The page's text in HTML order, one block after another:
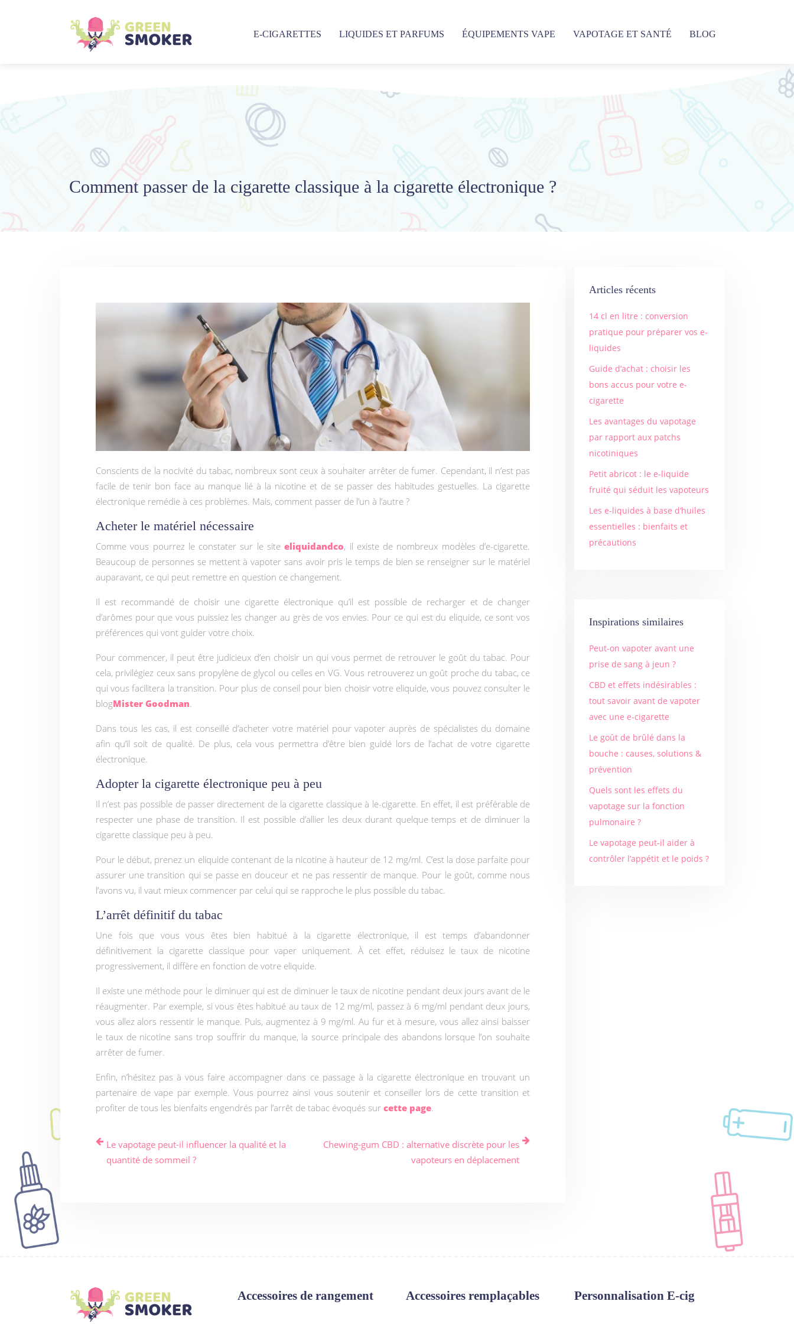
E-CIGARETTES LIQUIDES ET PARFUMS ÉQUIPEMENTS VAPE VAPOTAGE ET SANTÉ BLOG
Comment passer de la cigarette classique à la cigarette électronique ?
Conscients de la nocivité du tabac, nombreux sont ceux à souhaiter arrêter de fumer. Cependant, il n’est pas
facile de tenir bon face au manque lié à la nicotine et de se passer des habitudes gestuelles. La cigarette
électronique remédie à ces problèmes. Mais, comment passer de l’un à l’autre ?
Acheter le matériel nécessaire
Comme vous pourrez le constater sur le siteeliquidandco, il existe de nombreux modèles d’e-cigarette.
Beaucoup de personnes se mettent à vapoter sans avoir pris le temps de bien se renseigner sur le matériel
auparavant, ce qui peut remettre en question ce changement.
Il est recommandé de choisir une cigarette électronique qu’il est possible de recharger et de changer
d’arômes pour que vous puissiez les changer au grès de vos envies. Pour ce qui est du eliquide, ce sont vos
préférences qui vont guider votre choix.
Pour commencer, il peut être judicieux d’en choisir un qui vous permet de retrouver le goût du tabac. Pour
cela, privilégiez ceux sans propylène de glycol ou celles en VG. Vous retrouverez un goût proche du tabac, ce
qui vous facilitera la transition. Pour plus de conseil pour bien choisir votre eliquide, vous pouvez consulter le
blogMister Goodman.
Dans tous les cas, il est conseillé d’acheter votre matériel pour vapoter auprès de spécialistes du domaine
afin qu’il soit de qualité. De plus, cela vous permettra d’être bien guidé lors de l’achat de votre cigarette
électronique.
Adopter la cigarette électronique peu à peu
Il n’est pas possible de passer directement de la cigarette classique à le-cigarette. En effet, il est préférable de
respecter une phase de transition. Il est possible d’allier les deux durant quelque temps et de diminuer la
cigarette classique peu à peu.
Pour le début, prenez un eliquide contenant de la nicotine à hauteur de 12 mg/ml. C’est la dose parfaite pour
assurer une transition qui se passe en douceur et ne pas ressentir de manque. Pour le goût, comme nous
l’avons vu, il vaut mieux commencer par celui qui se rapproche le plus possible du tabac.
L’arrêt définitif du tabac
Une fois que vous vous êtes bien habitué à la cigarette électronique, il est temps d’abandonner
définitivement la cigarette classique pour vaper uniquement. À cet effet, réduisez le taux de nicotine
progressivement, il diffère en fonction de votre eliquide.
Il existe une méthode pour le diminuer qui est de diminuer le taux de nicotine pendant deux jours avant de le
réaugmenter. Par exemple, si vous êtes habitué au taux de 12 mg/ml, passez à 6 mg/ml pendant deux jours,
vous allez alors ressentir le manque. Puis, augmentez à 9 mg/ml. Au fur et à mesure, vous allez ainsi baisser
le taux de nicotine sans trop souffrir du manque, la source principale des abandons lorsque l’on souhaite
arrêter de fumer.
Enfin, n’hésitez pas à vous faire accompagner dans ce passage à la cigarette électronique en trouvant un
partenaire de vape par exemple. Vous pourrez ainsi vous soutenir et conseiller lors de cette transition et
profiter de tous les bienfaits engendrés par l’arrêt de tabac évoqués sur cette page.
Le vapotage peut-il influencer la qualité et la
quantité de sommeil ?
Chewing-gum CBD : alternative discrète pour les
vapoteurs en déplacement
Articles récents
14 cl en litre : conversion
pratique pour préparer vos e-
liquides
Guide d’achat : choisir les
bons accus pour votre e-
cigarette
Les avantages du vapotage
par rapport aux patchs
nicotiniques
Petit abricot : le e-liquide
fruité qui séduit les vapoteurs
Les e-liquides à base d’huiles
essentielles : bienfaits et
précautions
Inspirations similaires
Peut-on vapoter avant une
prise de sang à jeun ?
CBD et effets indésirables :
tout savoir avant de vapoter
avec une e-cigarette
Le goût de brûlé dans la
bouche : causes, solutions &
prévention
Quels sont les effets du
vapotage sur la fonction
pulmonaire ?
Le vapotage peut-il aider à
contrôler l’appétit et le poids ?
Accessoires de rangement Accessoires remplaçables Personnalisation E-cig